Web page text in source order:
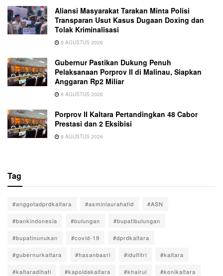
Aliansi Masyarakat Tarakan Minta Polisi
Transparan Usut Kasus Dugaan Doxing dan
Tolak Kriminalisasi
8 AGUSTUS 2026
Gubernur Pastikan Dukung Penuh
Pelaksanaan Porprov II di Malinau, Siapkan
Anggaran Rp2 Miliar
8 AGUSTUS 2026
Porprov II Kaltara Pertandingkan 48 Cabor
Prestasi dan 2 Eksibisi
8 AGUSTUS 2026
Tag
#anggotadprdkaltara #asminlaurahafid #ASN
#bankindonesia #bulungan #bupatibulungan
#bupatinunukan #covid-19 #dprdkaltara
#gubernurkaltara #hasanbasri #idulfitri #kaltara
#kaltaradihati #kapoldakaltara #khairul #konikaltara